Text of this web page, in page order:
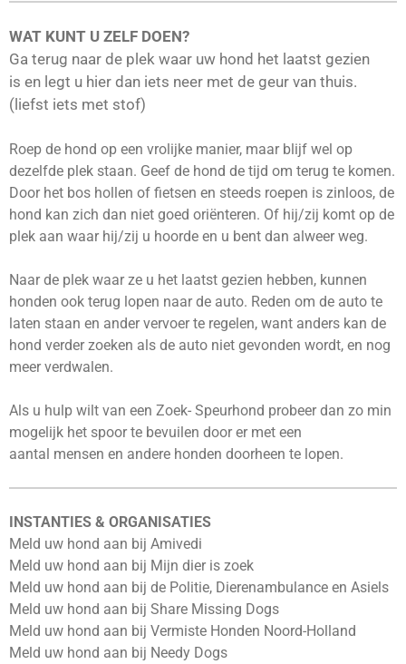
WAT KUNT U ZELF DOEN?
Ga terug naar de plek waar uw hond het laatst gezien
is en legt u hier dan iets neer met de geur van thuis.
(liefst iets met stof)
Roep de hond op een vrolijke manier, maar blijf wel op
dezelfde plek staan. Geef de hond de tijd om terug te komen.
Door het bos hollen of fietsen en steeds roepen is zinloos, de
hond kan zich dan niet goed oriënteren. Of hij/zij komt op de
plek aan waar hij/zij u hoorde en u bent dan alweer weg.
Naar de plek waar ze u het laatst gezien hebben, kunnen
honden ook terug lopen naar de auto. Reden om de auto te
laten staan en ander vervoer te regelen, want anders kan de
hond verder zoeken als de auto niet gevonden wordt, en nog
meer verdwalen.
Als u hulp wilt van een Zoek- Speurhond probeer dan zo min
mogelijk het spoor te bevuilen door er met een
aantal mensen en andere honden doorheen te lopen.
INSTANTIES & ORGANISATIES
Meld uw hond aan bij Amivedi
Meld uw hond aan bij Mijn dier is zoek
Meld uw hond aan bij de Politie, Dierenambulance en Asiels
Meld uw hond aan bij Share Missing Dogs
Meld uw hond aan bij Vermiste Honden Noord-Holland
Meld uw hond aan bij Needy Dogs